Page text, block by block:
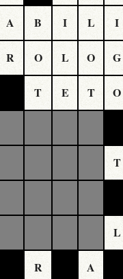
A B I L I
R O L O G
T E T O
T
L
R A